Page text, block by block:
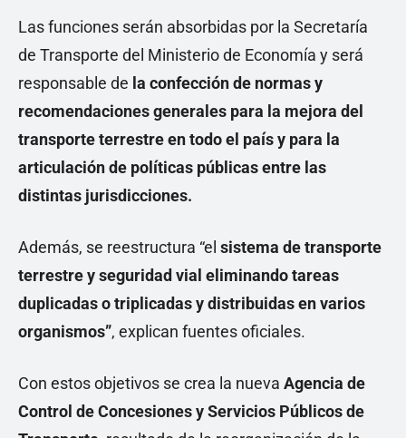
Las funciones serán absorbidas por la Secretaría
de Transporte del Ministerio de Economía y será
responsable de la confección de normas y
recomendaciones generales para la mejora del
transporte terrestre en todo el país y para la
articulación de políticas públicas entre las
distintas jurisdicciones.
Además, se reestructura “el sistema de transporte
terrestre y seguridad vial eliminando tareas
duplicadas o triplicadas y distribuidas en varios
organismos”, explican fuentes oficiales.
Con estos objetivos se crea la nueva Agencia de
Control de Concesiones y Servicios Públicos de